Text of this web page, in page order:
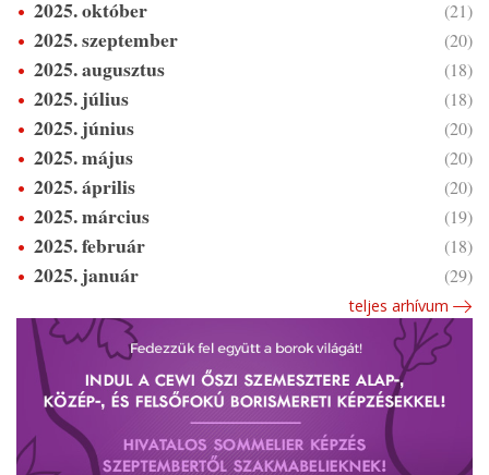
2025. október (21)
2025. szeptember (20)
2025. augusztus (18)
2025. július (18)
2025. június (20)
2025. május (20)
2025. április (20)
2025. március (19)
2025. február (18)
2025. január (29)
teljes arhívum